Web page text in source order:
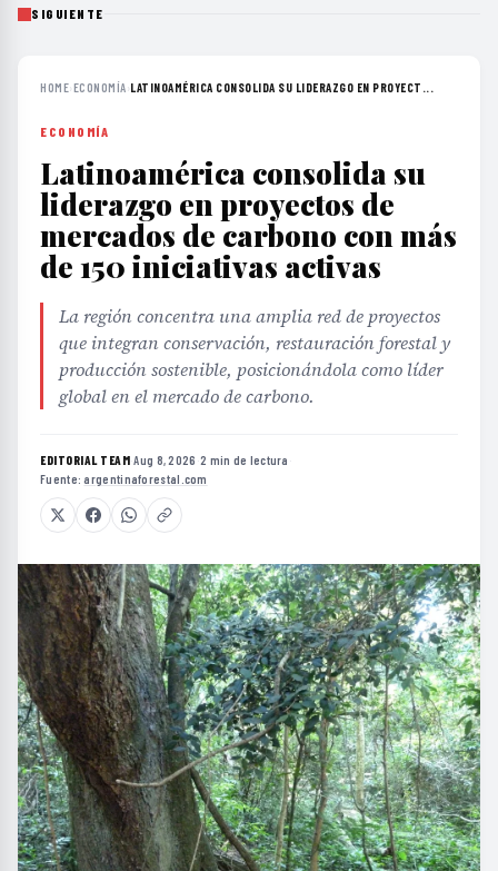
SIGUIENTE
HOME›ECONOMÍA›LATINOAMÉRICA CONSOLIDA SU LIDERAZGO EN PROYECT...
ECONOMÍA
Latinoamérica consolida su
liderazgo en proyectos de
mercados de carbono con más
de 150 iniciativas activas
La región concentra una amplia red de proyectos
que integran conservación, restauración forestal y
producción sostenible, posicionándola como líder
global en el mercado de carbono.
EDITORIAL TEAM·Aug 8, 2026 ·2 min de lectura ·
Fuente:argentinaforestal.com